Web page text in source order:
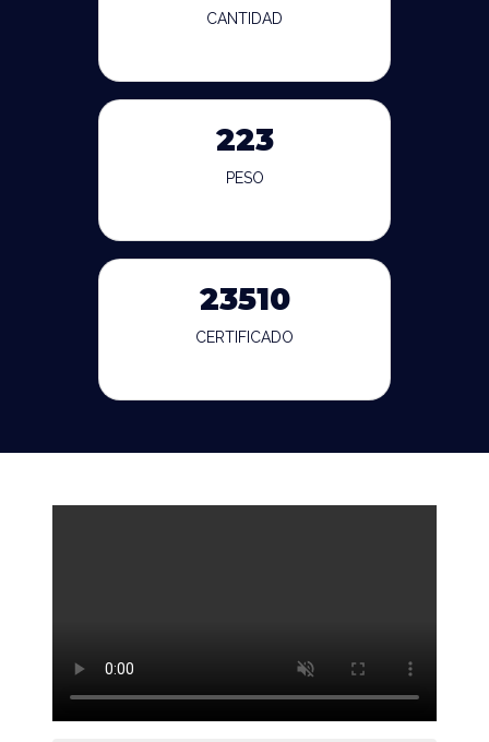
CANTIDAD
223
PESO
23510
CERTIFICADO